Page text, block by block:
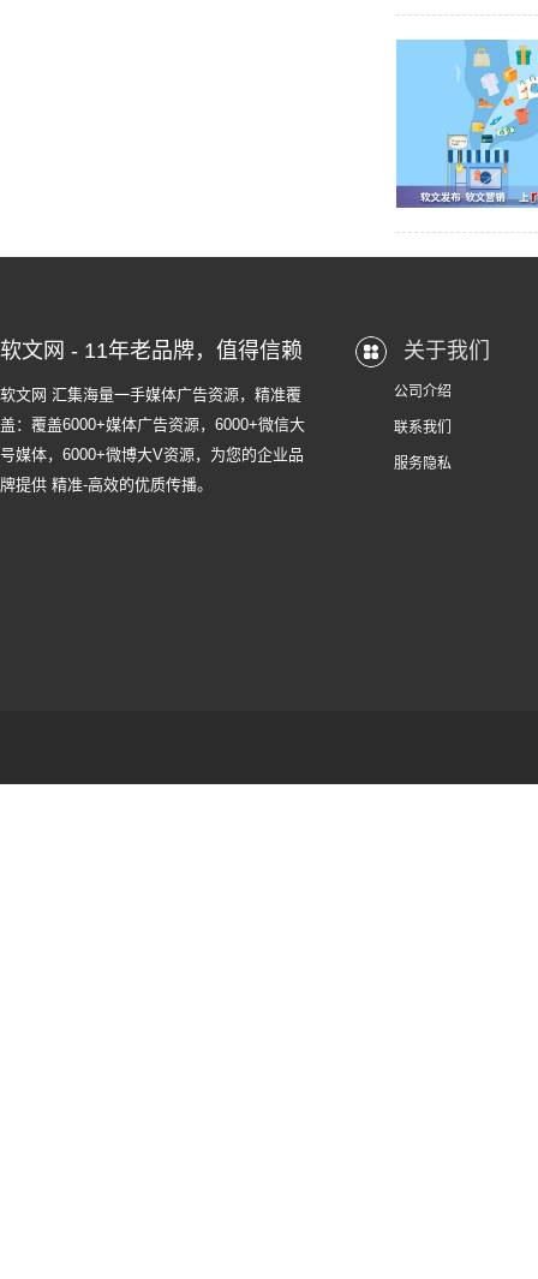
软文网 - 11年老品牌，值得信赖
软文网 汇集海量一手媒体广告资源，精准覆
盖：覆盖6000+媒体广告资源，6000+微信大
号媒体，6000+微博大V资源，为您的企业品
牌提供 精准-高效的优质传播。
关于我们
公司介绍
联系我们
服务隐私